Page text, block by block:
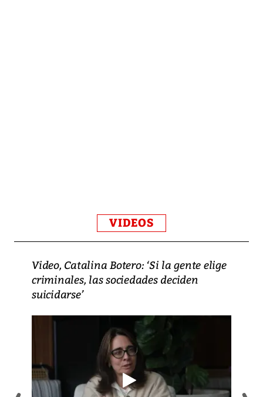
VIDEOS
Video, Catalina Botero: ‘Si la gente elige
criminales, las sociedades deciden
suicidarse’